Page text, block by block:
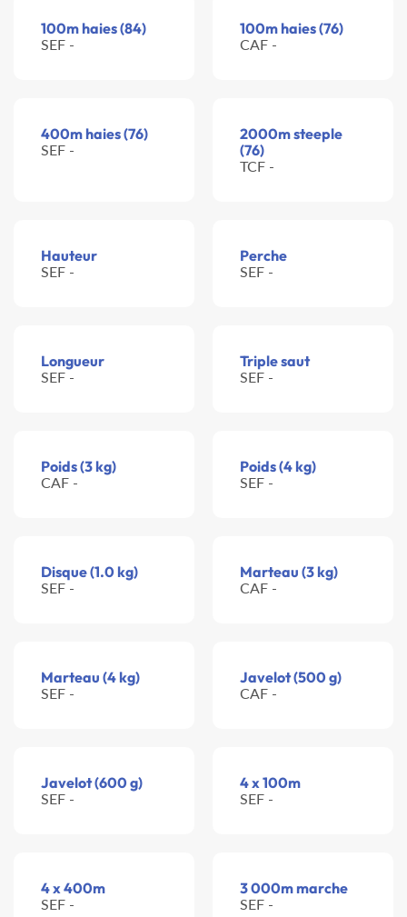
100m haies (84)
SEF -
100m haies (76)
CAF -
400m haies (76)
SEF -
2000m steeple
(76)
TCF -
Hauteur
SEF -
Perche
SEF -
Longueur
SEF -
Triple saut
SEF -
Poids (3 kg)
CAF -
Poids (4 kg)
SEF -
Disque (1.0 kg)
SEF -
Marteau (3 kg)
CAF -
Marteau (4 kg)
SEF -
Javelot (500 g)
CAF -
Javelot (600 g)
SEF -
4 x 100m
SEF -
4 x 400m
SEF -
3 000m marche
SEF -